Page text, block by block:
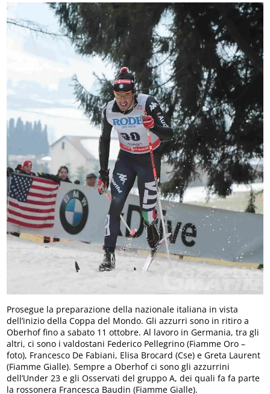
Prosegue la preparazione della nazionale italiana in vista
dell’inizio della Coppa del Mondo. Gli azzurri sono in ritiro a
Oberhof fino a sabato 11 ottobre. Al lavoro in Germania, tra gli
altri, ci sono i valdostani Federico Pellegrino (Fiamme Oro –
foto), Francesco De Fabiani, Elisa Brocard (Cse) e Greta Laurent
(Fiamme Gialle). Sempre a Oberhof ci sono gli azzurrini
dell’Under 23 e gli Osservati del gruppo A, dei quali fa fa parte
la rossonera Francesca Baudin (Fiamme Gialle).